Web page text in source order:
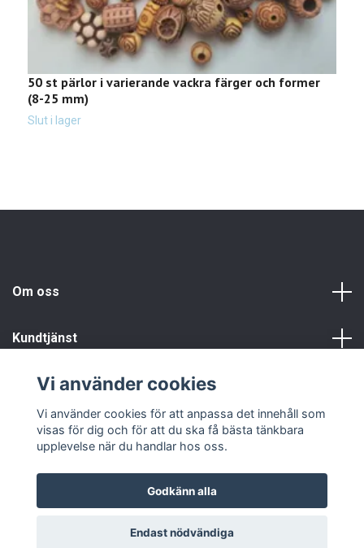
50 st pärlor i varierande vackra färger och former
(8-25 mm)
Slut i lager
Om oss
Kundtjänst
© 2026 Fyndgren
Vi använder cookies
Vi använder cookies för att anpassa det innehåll som
visas för dig och för att du ska få bästa tänkbara
upplevelse när du handlar hos oss.
Godkänn alla
Endast nödvändiga